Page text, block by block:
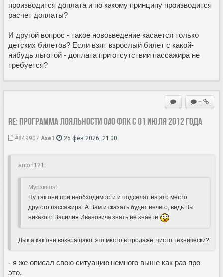
производится доплата и по какому принципу производится
расчет доплаты?
И другой вопрос - такое нововведение касается только
детских билетов? Если взят взрослый билет с какой-
нибудь льготой - доплата при отсутствии пассажира не
требуется?
+
Re: Программа лояльности ОАО ФПК с 01 июля 2012 года
#849907 Axe1 25 фев 2026, 21:00
anton121:
Мурзюша:
Ну так они при необходимости и подселят на это место
другого пассажира. А Вам и сказать будет нечего, ведь Вы
никакого Василия Ивановича знать не знаете
Дык а как они возвращают это место в продаже, чисто технически?
- я же описал свою ситуацию немного выше как раз про
это.